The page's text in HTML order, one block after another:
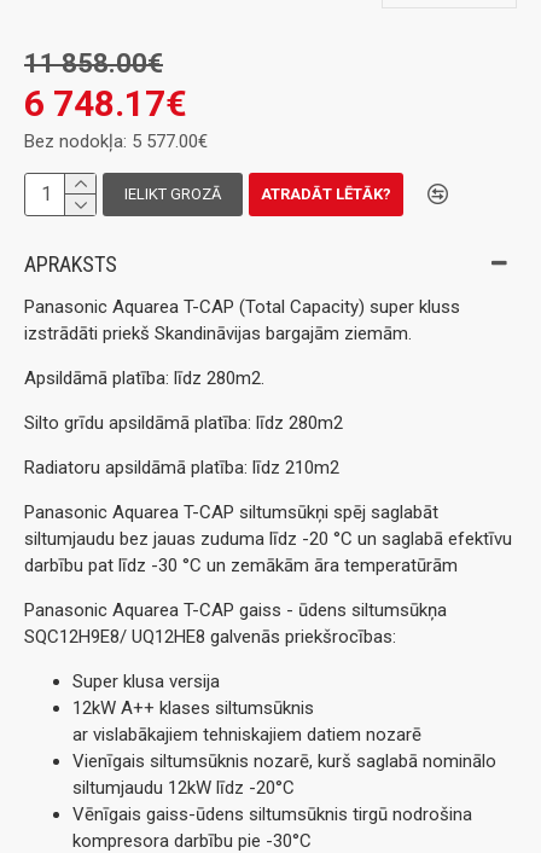
6 748.17€
11 858.00€
Bez nodokļa: 5 577.00€
IELIKT GROZĀ ATRADĀT LĒTĀK?
APRAKSTS
Panasonic Aquarea T-CAP (Total Capacity) super kluss
izstrādāti priekš Skandināvijas bargajām ziemām.
Apsildāmā platība: līdz 280m2.
Silto grīdu apsildāmā platība: līdz 280m2
Radiatoru apsildāmā platība: līdz 210m2
Panasonic Aquarea T-CAP siltumsūkņi spēj saglabāt
siltumjaudu bez jauas zuduma līdz -20 °C un saglabā efektīvu
darbību pat līdz -30 °C un zemākām āra temperatūrām
Panasonic Aquarea T-CAP gaiss - ūdens siltumsūkņa
SQC12H9E8/ UQ12HE8 galvenās priekšrocības:
Super klusa versija
12kW A++ klases siltumsūknis
ar vislabākajiem tehniskajiem datiem nozarē
Vienīgais siltumsūknis nozarē, kurš saglabā nominālo
siltumjaudu 12kW līdz -20°C
Vēnīgais gaiss-ūdens siltumsūknis tirgū nodrošina
kompresora darbību pie -30°C